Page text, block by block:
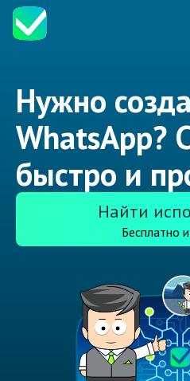
Нужно
WhatsApp?
быстро и
Найти
Бесплатно